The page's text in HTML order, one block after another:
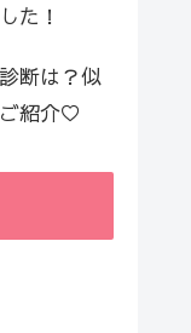
た！
断は？似
紹介♡